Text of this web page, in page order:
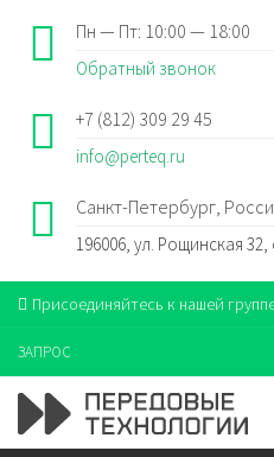
Пн — Пт: 10:00 — 18:00
Обратный звонок
+7 (812) 309 29 45
info@perteq.ru
Санкт-Петербург,
196006, ул. Рощинская
Присоединяйтесь к нашей
ЗАПРОС